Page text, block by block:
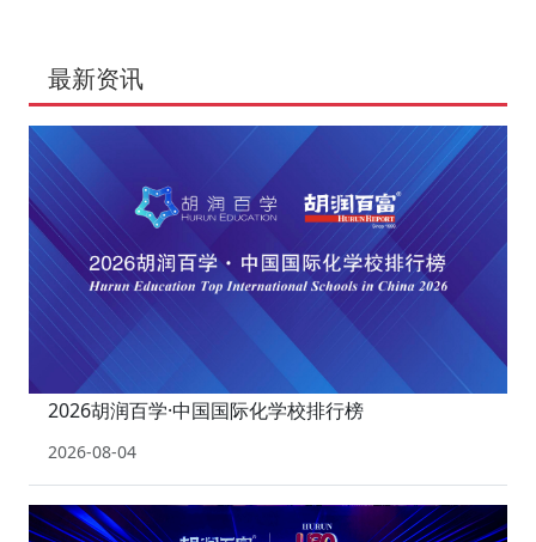
最新资讯
2026胡润百学·中国国际化学校排行榜
2026-08-04